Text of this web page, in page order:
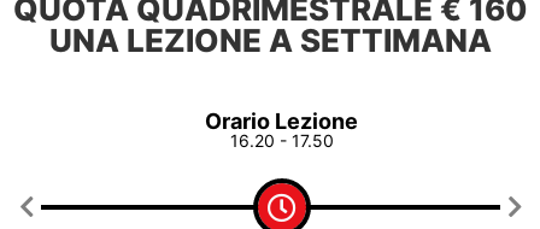
QUOTA QUADRIMESTRALE € 160
UNA LEZIONE A SETTIMANA
Orario Lezione
16.20 - 17.50